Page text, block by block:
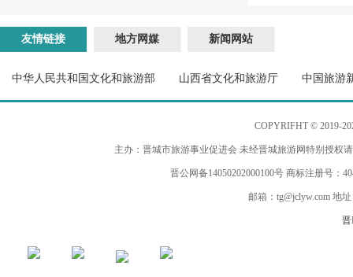
友情链接 地方网媒 新闻网站
中华人民共和国文化和旅游部 山西省文化和旅游厅 中国旅游
COPYRIFHT © 2019-
主办：晋城市旅游事业促进会 未经晋城旅游网特别授权
晋公网备14050202000100号 商标注册号：
邮箱：tg@jclyw.com 地
晋